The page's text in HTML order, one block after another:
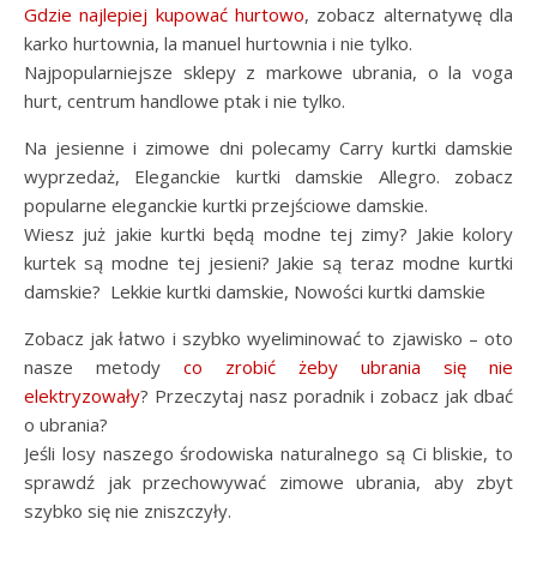
Gdzie najlepiej kupować hurtowo, zobacz alternatywę dla
karko hurtownia, la manuel hurtownia i nie tylko.
Najpopularniejsze sklepy z markowe ubrania, o la voga
hurt, centrum handlowe ptak i nie tylko.
Na jesienne i zimowe dni polecamy Carry kurtki damskie
wyprzedaż, Eleganckie kurtki damskie Allegro. zobacz
popularne eleganckie kurtki przejściowe damskie.
Wiesz już jakie kurtki będą modne tej zimy? Jakie kolory
kurtek są modne tej jesieni? Jakie są teraz modne kurtki
damskie? Lekkie kurtki damskie, Nowości kurtki damskie
Zobacz jak łatwo i szybko wyeliminować to zjawisko – oto
nasze metody co zrobić żeby ubrania się nie
elektryzowały? Przeczytaj nasz poradnik i zobacz jak dbać
o ubrania?
Jeśli losy naszego środowiska naturalnego są Ci bliskie, to
sprawdź jak przechowywać zimowe ubrania, aby zbyt
szybko się nie zniszczyły.